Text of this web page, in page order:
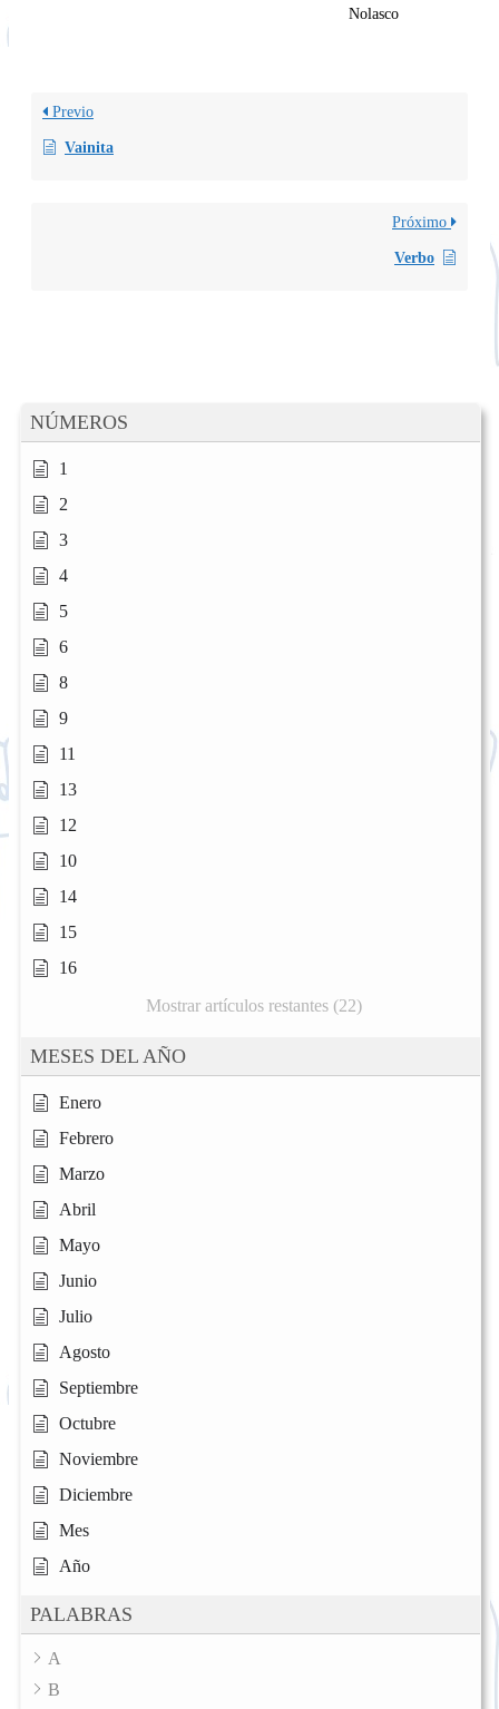
NÚMEROS
1
2
3
4
5
6
8
9
11
13
12
10
14
15
16
Mostrar artículos restantes (22)
MESES DEL AÑO
Enero
Febrero
Marzo
Abril
Mayo
Junio
Julio
Agosto
Septiembre
Octubre
Noviembre
Diciembre
Mes
Año
PALABRAS
A
B
Nolasco
Previo
Vainita
Próximo
Verbo